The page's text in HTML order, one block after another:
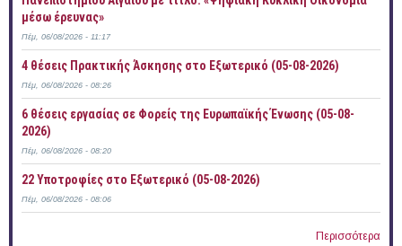
μέσω έρευνας»
Πέμ, 06/08/2026 - 11:17
4 θέσεις Πρακτικής Άσκησης στο Εξωτερικό (05-08-2026)
Πέμ, 06/08/2026 - 08:26
6 θέσεις εργασίας σε Φορείς της Ευρωπαϊκής Ένωσης (05-08-
2026)
Πέμ, 06/08/2026 - 08:20
22 Υποτροφίες στο Εξωτερικό (05-08-2026)
Πέμ, 06/08/2026 - 08:06
Περισσότερα